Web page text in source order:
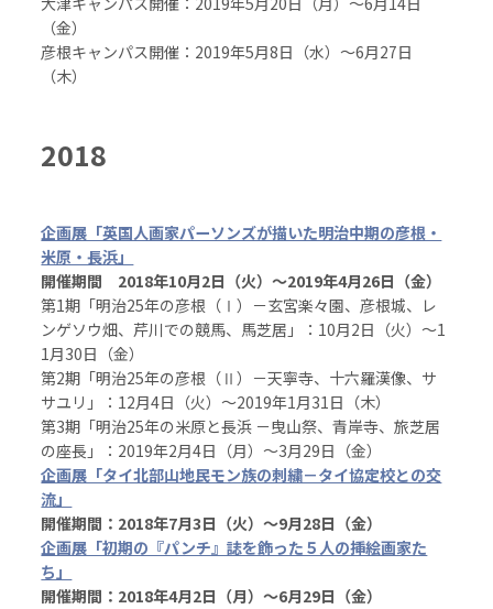
（金）
彦根キャンパス開催：2019年5月8日（水）～6月27日
（木）
2018
企画展「英国人画家パーソンズが描いた明治中期の彦根・
米原・長浜」
開催期間 2018年10月2日（火）～2019年4月26日（金）
第1期「明治25年の彦根（Ⅰ）－玄宮楽々園、彦根城、レ
ンゲソウ畑、芹川での競馬、馬芝居」：10月2日（火）～1
1月30日（金）
第2期「明治25年の彦根（Ⅱ）－天寧寺、十六羅漢像、サ
サユリ」：12月4日（火）～2019年1月31日（木）
第3期「明治25年の米原と長浜 －曳山祭、青岸寺、旅芝居
の座長」：2019年2月4日（月）～3月29日（金）
企画展「タイ北部山地民モン族の刺繍－タイ協定校との交
流」
開催期間：2018年7月3日（火）～9月28日（金）
企画展「初期の『パンチ』誌を飾った５人の挿絵画家た
ち」
開催期間：2018年4月2日（月）～6月29日（金）